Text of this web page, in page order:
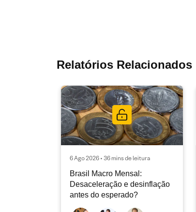
Relatórios Relacionados
6 Ago 2026 • 36 mins de leitura
Brasil Macro Mensal:
Desaceleração e desinflação
antes do esperado?